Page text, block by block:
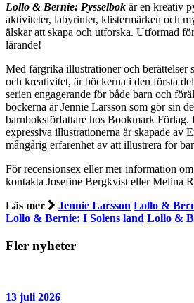
Lollo & Bernie: Pysselbok är en kreativ
aktiviteter, labyrinter, klistermärken och
älskar att skapa och utforska. Utformad
lärande!
Med färgrika illustrationer och berättelser
och kreativitet, är böckerna i den första
serien engagerande för både barn och
böckerna är Jennie Larsson som gör sin
barnboksförfattare hos Bookmark Förlag.
expressiva illustrationerna är skapade av
mångårig erfarenhet av att illustrera för
För recensionsex eller mer information
kontakta Josefine Bergkvist eller Melina
Läs mer
Jennie Larsson Lollo &
Lollo & Bernie: I Solens land Lollo &
Fler nyheter
13 juli 2026